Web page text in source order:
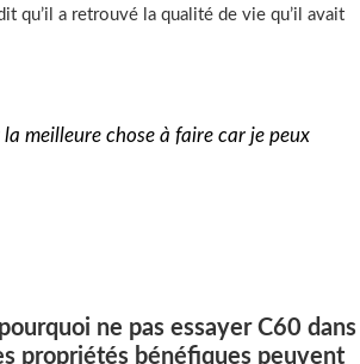
qu’il a retrouvé la qualité de vie qu’il avait
la meilleure chose à faire car je peux
ne pas essayer C60 dans
propriétés bénéfiques peuvent